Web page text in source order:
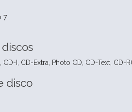
7
I, CD-Extra, Photo CD, CD-Text,
disco